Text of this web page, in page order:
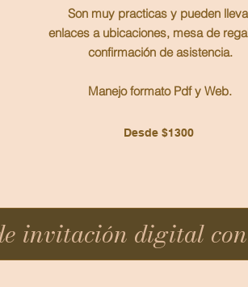
Son muy practicas y pueden
enlaces a ubicaciones, mesa de
confirmación de asistencia.
Manejo formato Pdf y Web.
Desde $1300
invitación digital